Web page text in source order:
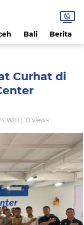
Bali Berita
Curhat di
WIB | 0 Views